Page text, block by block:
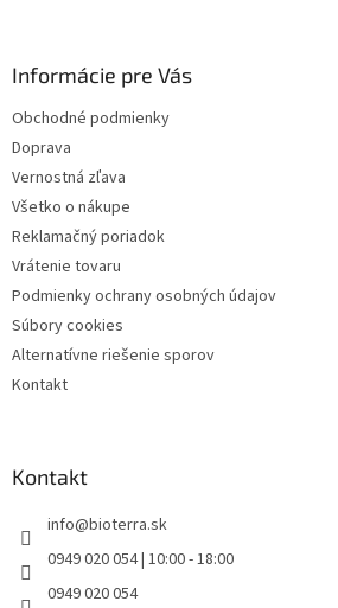
Informácie pre Vás
Obchodné podmienky
Doprava
Vernostná zľava
Všetko o nákupe
Reklamačný poriadok
Vrátenie tovaru
Podmienky ochrany osobných údajov
Súbory cookies
Alternatívne riešenie sporov
Kontakt
Kontakt
info@bioterra.sk
0949 020 054 | 10:00 - 18:00
0949 020 054